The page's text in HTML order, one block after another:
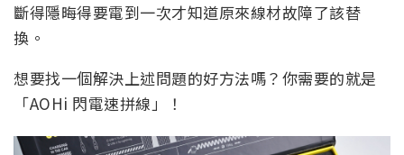
斷得隱晦得要電到一次才知道原來線材故障了該替
換。
想要找一個解決上述問題的好方法嗎？你需要的就是
「AOHi 閃電速拼線」！